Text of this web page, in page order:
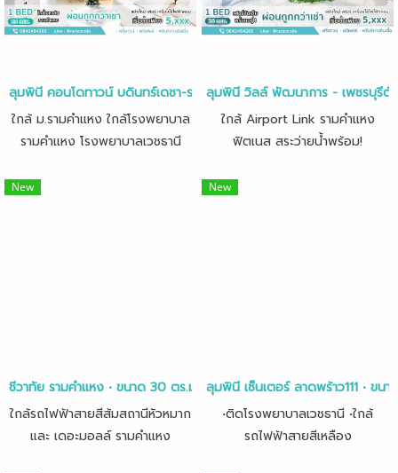
ลุมพินี คอนโดทาวน์ บดินทร์เดชา-รามคำแหง • 28 ตร.ม.
ใกล้ ม.รามคำแหง ใกล้โรงพยาบาล
รามคำแหง โรงพยาบาลเวชธานี
ลุมพินี วิลล์ พัฒนาการ - เพชรบุรีตั
ใกล้ Airport Link รามคำแหง
ฟิตเนส สระว่ายน้ำพร้อม!
New
ชีวาทัย รามคำแหง • ขนาด 30 ตร.ม.
ใกล้รถไฟฟ้าสายสีส้มสถานีหัวหมาก
และ เดอะมอลล์ รามคำแหง
New
ลุมพินี เซ็นเตอร์ ลาดพร้าว111 • ขน
•ติดโรงพยาบาลเวชธานี •ใกล้
รถไฟฟ้าสายสีเหลือง